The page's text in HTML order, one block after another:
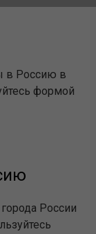
в Россию в
формой
России